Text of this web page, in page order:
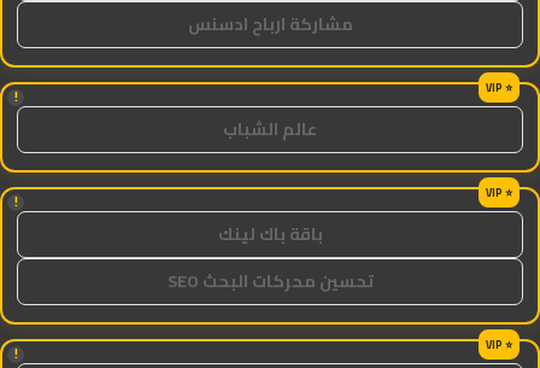
مشاركة ارباح ادسنس
!
عالم الشباب
!
باقة باك لينك
تحسين محركات البحث SEO
!